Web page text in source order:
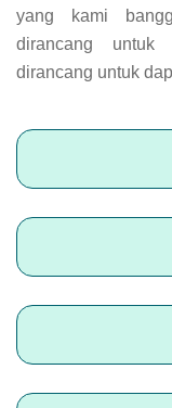
yang kami
dirancang untuk
dirancang untuk